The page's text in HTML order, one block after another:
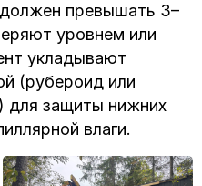
превышать 3–
уровнем или
укладывают
(рубероид или
для защиты нижних
влаги.